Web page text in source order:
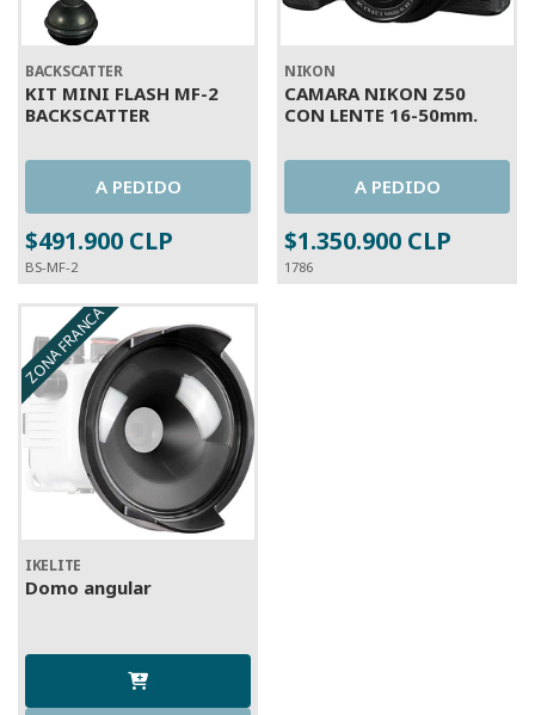
BACKSCATTER
KIT MINI FLASH MF-2
BACKSCATTER
A PEDIDO
$491.900 CLP
BS-MF-2
NIKON
CAMARA NIKON Z50
CON LENTE 16-50mm.
A PEDIDO
$1.350.900 CLP
1786
ZONA FRANCA
IKELITE
Domo angular